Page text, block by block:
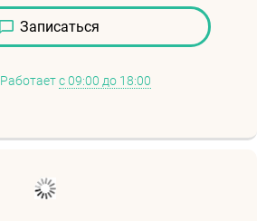
Записаться
Работает с 09:00 до 18:00